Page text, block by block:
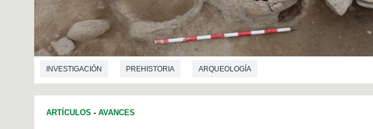
INVESTIGACIÓN PREHISTORIA ARQUEOLOGÍA
ARTÍCULOS - AVANCES